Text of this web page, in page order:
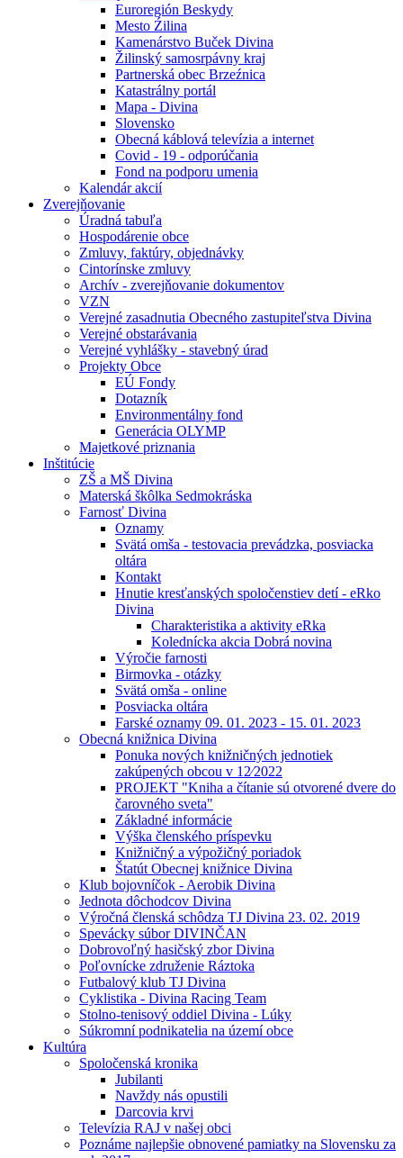
Euroregión Beskydy
Mesto Źilina
Kamenárstvo Buček Divina
Žilinský samosrpávny kraj
Partnerská obec Brzeźnica
Katastrálny portál
Mapa - Divina
Slovensko
Obecná káblová televízia a internet
Covid - 19 - odporúčania
Fond na podporu umenia
Kalendár akcií
Zverejňovanie
Úradná tabuľa
Hospodárenie obce
Zmluvy, faktúry, objednávky
Cintorínske zmluvy
Archív - zverejňovanie dokumentov
VZN
Verejné zasadnutia Obecného zastupiteľstva Divina
Verejné obstarávania
Verejné vyhlášky - stavebný úrad
Projekty Obce
EÚ Fondy
Dotazník
Environmentálny fond
Generácia OLYMP
Majetkové priznania
Inštitúcie
ZŠ a MŠ Divina
Materská škôlka Sedmokráska
Farnosť Divina
Oznamy
Svätá omša - testovacia prevádzka, posviacka
oltára
Kontakt
Hnutie kresťanských spoločenstiev detí - eRko
Divina
Charakteristika a aktivity eRka
Kolednícka akcia Dobrá novina
Výročie farnosti
Birmovka - otázky
Svätá omša - online
Posviacka oltára
Farské oznamy 09. 01. 2023 - 15. 01. 2023
Obecná knižnica Divina
Ponuka nových knižničných jednotiek
zakúpených obcou v 12⁄2022
PROJEKT "Kniha a čítanie sú otvorené dvere do
čarovného sveta"
Základné informácie
Výška členského príspevku
Knižničný a výpožičný poriadok
Štatút Obecnej knižnice Divina
Klub bojovníčok - Aerobik Divina
Jednota dôchodcov Divina
Výročná členská schôdza TJ Divina 23. 02. 2019
Spevácky súbor DIVINČAN
Dobrovoľný hasičský zbor Divina
Poľovnícke združenie Ráztoka
Futbalový klub TJ Divina
Cyklistika - Divina Racing Team
Stolno-tenisový oddiel Divina - Lúky
Súkromní podnikatelia na území obce
Kultúra
Spoločenská kronika
Jubilanti
Navždy nás opustili
Darcovia krvi
Televízia RAJ v našej obci
Poznáme najlepšie obnovené pamiatky na Slovensku za